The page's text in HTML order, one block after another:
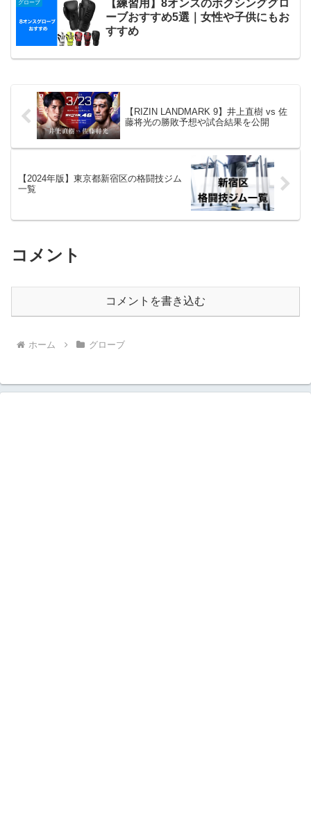
グローブ
【練習用】8オンスのボクシンググロ
ーブおすすめ5選｜女性や子供にもお
すすめ
【RIZIN LANDMARK 9】井上直樹 vs 佐
藤将光の勝敗予想や試合結果を公開
【2024年版】東京都新宿区の格闘技ジム
一覧
コメント
コメントを書き込む
ホーム グローブ